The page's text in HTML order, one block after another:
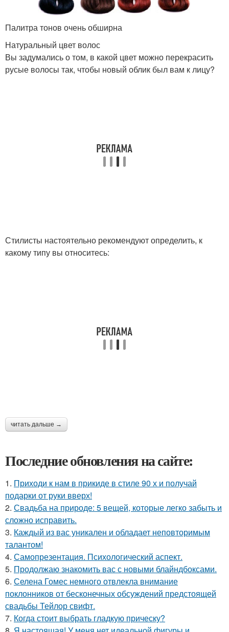
Палитра тонов очень обширна
Натуральный цвет волос
Вы задумались о том, в какой цвет можно перекрасить
русые волосы так, чтобы новый облик был вам к лицу?
Стилисты настоятельно рекомендуют определить, к
какому типу вы относитесь:
читать дальше →
Последние обновления на сайте:
1. Приходи к нам в прикиде в стиле 90 х и получай
подарки от руки вверх!
2. Свадьба на природе: 5 вещей, которые легко забыть и
сложно исправить.
3. Каждый из вас уникален и обладает неповторимым
талантом!
4. Самопрезентация. Психологический аспект.
5. Продолжаю знакомить вас с новыми блайндбоксами.
6. Селена Гомес немного отвлекла внимание
поклонников от бесконечных обсуждений предстоящей
свадьбы Тейлор свифт.
7. Когда стоит выбрать гладкую прическу?